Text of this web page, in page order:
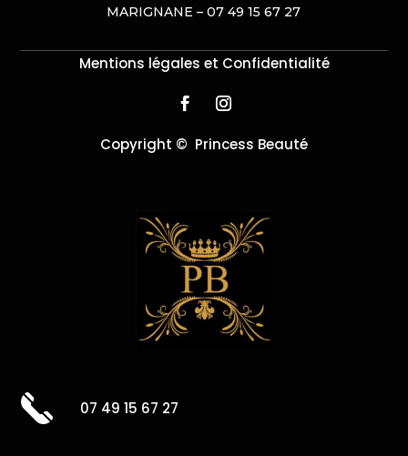
MARIGNANE – 07 49 15 67 27
Mentions légales et Confidentialité
Copyright © Princess Beauté
07 49 15 67 27